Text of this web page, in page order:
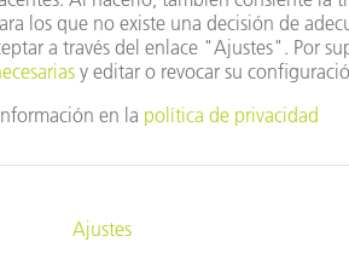
con el Instituto de Tecnología Láser
director de Tecnología y
muy similar en 2019 con el láser
de consumo sobre la
tipo de aplicación que Christoph
mediante fresado debía
y las estructuras se aplican con
El Sr. Hauck no recibe un